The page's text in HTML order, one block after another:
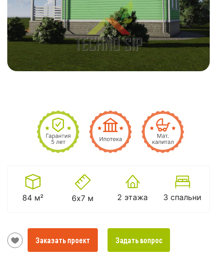
84 м² 6х7 м 2 этажа 3 спальни
Заказать проект Задать вопрос